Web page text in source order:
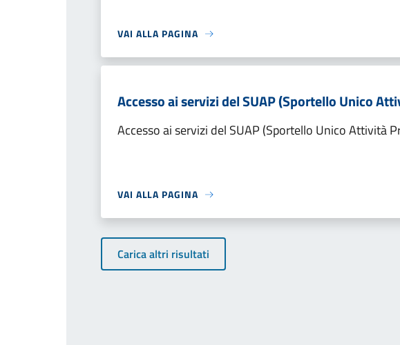
VAI ALLA PAGINA
Accesso ai servizi del SUAP (Sportello Unico
Accesso ai servizi del SUAP (Sportello Unico Attività
VAI ALLA PAGINA
Carica altri risultati